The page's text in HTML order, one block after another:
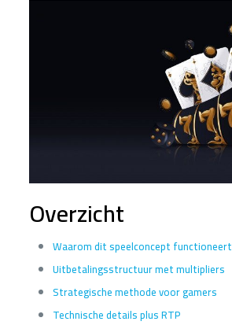
Overzicht
Waarom dit speelconcept functioneert
Uitbetalingsstructuur met multipliers
Strategische methode voor gamers
Technische details plus RTP